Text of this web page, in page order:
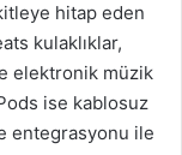
hitap eden
kulaklıklar,
elektronik müzik
ise kablosuz
entegrasyonu ile